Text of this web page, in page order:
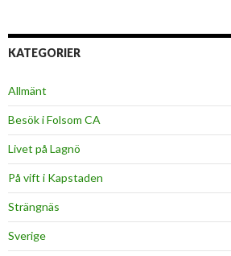
KATEGORIER
Allmänt
Besök i Folsom CA
Livet på Lagnö
På vift i Kapstaden
Strängnäs
Sverige